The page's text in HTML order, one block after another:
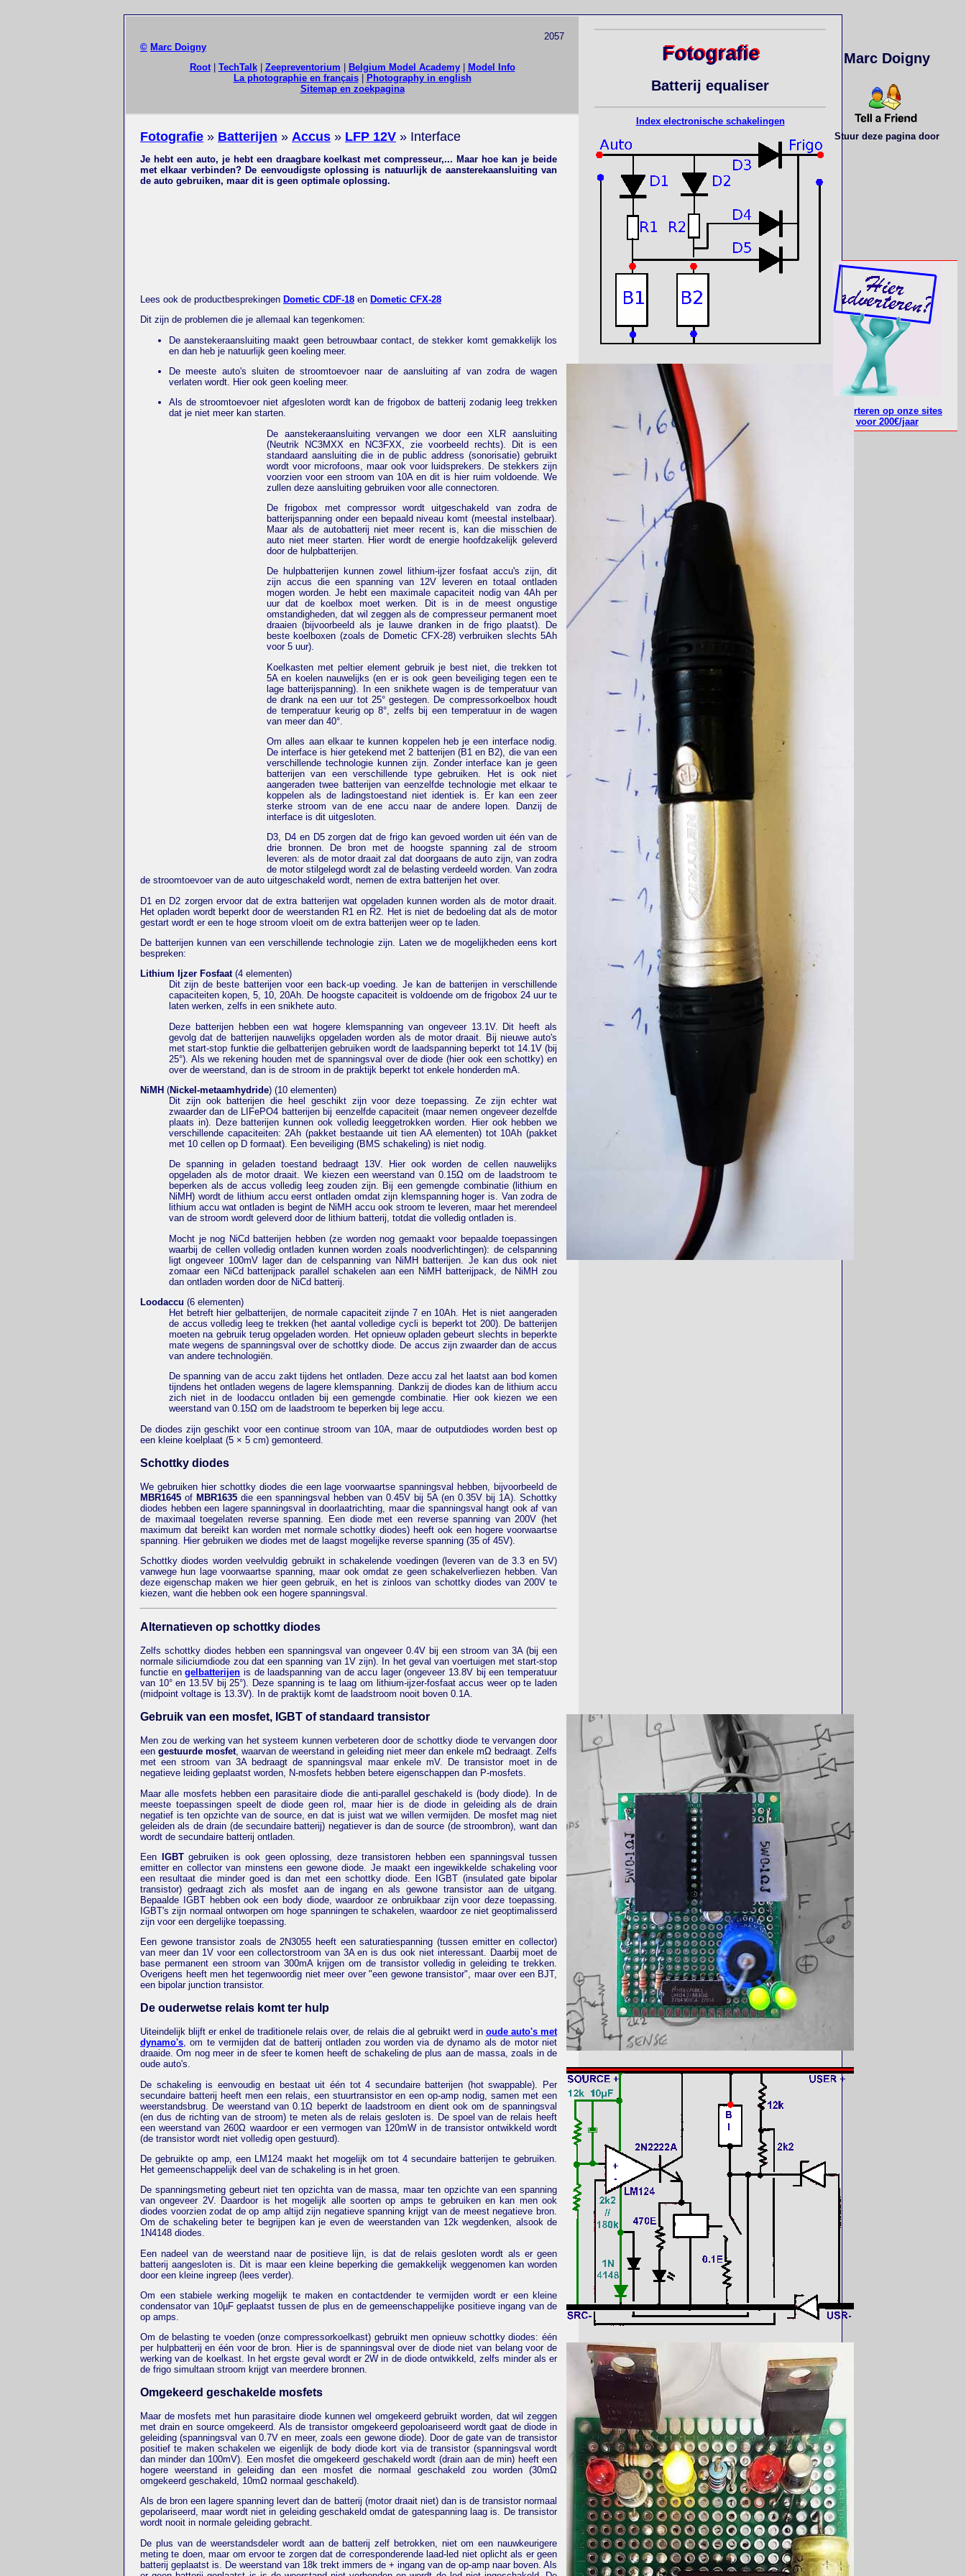
2057
© Marc Doigny
Root| TechTalk| Zeepreventorium Belgium Model Academy|
Model Info
La photographie en français|
Photography in english
Sitemap en zoekpagina
Fotografie Marc Doigny
Stuur deze pagina door
Adverteren op onze sites
voor 200€/jaar
Batterij equaliser
Fotografie » Batterijen » Accus » LFP 12V » Interface
Je hebt een auto, je hebt een draagbare koelkast met compresseur,... Maar hoe kan je beide
met elkaar verbinden? De eenvoudigste oplossing is natuurlijk de aansterekaansluiting van
de auto gebruiken, maar dit is geen optimale oplossing.
Lees ook de productbesprekingen Dometic CDF-18 en Dometic CFX-28
Dit zijn de problemen die je allemaal kan tegenkomen:
De aanstekeraansluiting maakt geen betrouwbaar contact, de stekker komt gemakkelijk los
en dan heb je natuurlijk geen koeling meer.
De meeste auto's sluiten de stroomtoevoer naar de aansluiting af van zodra de wagen
verlaten wordt. Hier ook geen koeling meer.
Als de stroomtoevoer niet afgesloten wordt kan de frigobox de batterij zodanig leeg trekken
dat je niet meer kan starten.
De aanstekeraansluiting vervangen we door een XLR aansluiting
(Neutrik NC3MXX en NC3FXX, zie voorbeeld rechts). Dit is een
standaard aansluiting die in de public address (sonorisatie) gebruikt
wordt voor microfoons, maar ook voor luidsprekers. De stekkers zijn
voorzien voor een stroom van 10A en dit is hier ruim voldoende. We
zullen deze aansluiting gebruiken voor alle connectoren.
De frigobox met compressor wordt uitgeschakeld van zodra de
batterijspanning onder een bepaald niveau komt (meestal instelbaar).
Maar als de autobatterij niet meer recent is, kan die misschien de
auto niet meer starten. Hier wordt de energie hoofdzakelijk geleverd
door de hulpbatterijen.
De hulpbatterijen kunnen zowel lithium-ijzer fosfaat accu's zijn, dit
zijn accus die een spanning van 12V leveren en totaal ontladen
mogen worden. Je hebt een maximale capaciteit nodig van 4Ah per
uur dat de koelbox moet werken. Dit is in de meest ongustige
omstandigheden, dat wil zeggen als de compresseur permanent moet
draaien (bijvoorbeeld als je lauwe dranken in de frigo plaatst). De
beste koelboxen (zoals de Dometic CFX-28) verbruiken slechts 5Ah
voor 5 uur).
Koelkasten met peltier element gebruik je best niet, die trekken tot
5A en koelen nauwelijks (en er is ook geen beveiliging tegen een te
lage batterijspanning). In een snikhete wagen is de temperatuur van
de drank na een uur tot 25° gestegen. De compressorkoelbox houdt
de temperatuur keurig op 8°, zelfs bij een temperatuur in de wagen
van meer dan 40°.
Om alles aan elkaar te kunnen koppelen heb je een interface nodig.
De interface is hier getekend met 2 batterijen (B1 en B2), die van een
verschillende technologie kunnen zijn. Zonder interface kan je geen
batterijen van een verschillende type gebruiken. Het is ook niet
aangeraden twee batterijen van eenzelfde technologie met elkaar te
koppelen als de ladingstoestand niet identiek is. Er kan een zeer
sterke stroom van de ene accu naar de andere lopen. Danzij de
interface is dit uitgesloten.
D3, D4 en D5 zorgen dat de frigo kan gevoed worden uit één van de
drie bronnen. De bron met de hoogste spanning zal de stroom
leveren: als de motor draait zal dat doorgaans de auto zijn, van zodra
de motor stilgelegd wordt zal de belasting verdeeld worden. Van zodra
de stroomtoevoer van de auto uitgeschakeld wordt, nemen de extra batterijen het over.
D1 en D2 zorgen ervoor dat de extra batterijen wat opgeladen kunnen worden als de motor draait.
Het opladen wordt beperkt door de weerstanden R1 en R2. Het is niet de bedoeling dat als de motor
gestart wordt er een te hoge stroom vloeit om de extra batterijen weer op te laden.
De batterijen kunnen van een verschillende technologie zijn. Laten we de mogelijkheden eens kort
bespreken:
Lithium Ijzer Fosfaat(4 elementen)
Dit zijn de beste batterijen voor een back-up voeding. Je kan de batterijen in verschillende
capaciteiten kopen, 5, 10, 20Ah. De hoogste capaciteit is voldoende om de frigobox 24 uur te
laten werken, zelfs in een snikhete auto.
Deze batterijen hebben een wat hogere klemspanning van ongeveer 13.1V. Dit heeft als
gevolg dat de batterijen nauwelijks opgeladen worden als de motor draait. Bij nieuwe auto's
met start-stop funktie die gelbatterijen gebruiken wordt de laadspanning beperkt tot 14.1V (bij
25°). Als we rekening houden met de spanningsval over de diode (hier ook een schottky) en
over de weerstand, dan is de stroom in de praktijk beperkt tot enkele honderden mA.
NiMH (Nickel-metaamhydride) (10 elementen)
Dit zijn ook batterijen die heel geschikt zijn voor deze toepassing. Ze zijn echter wat
zwaarder dan de LIFePO4 batterijen bij eenzelfde capaciteit (maar nemen ongeveer dezelfde
plaats in). Deze batterijen kunnen ook volledig leeggetrokken worden. Hier ook hebben we
verschillende capaciteiten: 2Ah (pakket bestaande uit tien AA elementen) tot 10Ah (pakket
met 10 cellen op D formaat). Een beveiliging (BMS schakeling) is niet nodig.
De spanning in geladen toestand bedraagt 13V. Hier ook worden de cellen nauwelijks
opgeladen als de motor draait. We kiezen een weerstand van 0.15Ω om de laadstroom te
beperken als de accus volledig leeg zouden zijn. Bij een gemengde combinatie (lithium en
NiMH) wordt de lithium accu eerst ontladen omdat zijn klemspanning hoger is. Van zodra de
lithium accu wat ontladen is begint de NiMH accu ook stroom te leveren, maar het merendeel
van de stroom wordt geleverd door de lithium batterij, totdat die volledig ontladen is.
Mocht je nog NiCd batterijen hebben (ze worden nog gemaakt voor bepaalde toepassingen
waarbij de cellen volledig ontladen kunnen worden zoals noodverlichtingen): de celspanning
ligt ongeveer 100mV lager dan de celspanning van NiMH batterijen. Je kan dus ook niet
zomaar een NiCd batterijpack parallel schakelen aan een NiMH batterijpack, de NiMH zou
dan ontladen worden door de NiCd batterij.
Loodaccu (6 elementen)
Het betreft hier gelbatterijen, de normale capaciteit zijnde 7 en 10Ah. Het is niet aangeraden
de accus volledig leeg te trekken (het aantal volledige cycli is beperkt tot 200). De batterijen
moeten na gebruik terug opgeladen worden. Het opnieuw opladen gebeurt slechts in beperkte
mate wegens de spanningsval over de schottky diode. De accus zijn zwaarder dan de accus
van andere technologiën.
De spanning van de accu zakt tijdens het ontladen. Deze accu zal het laatst aan bod komen
tijndens het ontladen wegens de lagere klemspanning. Dankzij de diodes kan de lithium accu
zich niet in de loodaccu ontladen bij een gemengde combinatie. Hier ook kiezen we een
weerstand van 0.15Ω om de laadstroom te beperken bij lege accu.
De diodes zijn geschikt voor een continue stroom van 10A, maar de outputdiodes worden best op
een kleine koelplaat (5 × 5 cm) gemonteerd.
Schottky diodes
We gebruiken hier schottky diodes die een lage voorwaartse spanningsval hebben, bijvoorbeeld de
MBR1645 of MBR1635 die een spanningsval hebben van 0.45V bij 5A (en 0.35V bij 1A). Schottky
diodes hebben een lagere spanningsval in doorlaatrichting, maar die spanningsval hangt ook af van
de maximaal toegelaten reverse spanning. Een diode met een reverse spanning van 200V (het
maximum dat bereikt kan worden met normale schottky diodes) heeft ook een hogere voorwaartse
spanning. Hier gebruiken we diodes met de laagst mogelijke reverse spanning (35 of 45V).
Schottky diodes worden veelvuldig gebruikt in schakelende voedingen (leveren van de 3.3 en 5V)
vanwege hun lage voorwaartse spanning, maar ook omdat ze geen schakelverliezen hebben. Van
deze eigenschap maken we hier geen gebruik, en het is zinloos van schottky diodes van 200V te
kiezen, want die hebben ook een hogere spanningsval.
Alternatieven op schottky diodes
Zelfs schottky diodes hebben een spanningsval van ongeveer 0.4V bij een stroom van 3A (bij een
normale siliciumdiode zou dat een spanning van 1V zijn). In het geval van voertuigen met start-stop
functie engelbatterijen is de laadspanning van de accu lager (ongeveer 13.8V bij een temperatuur
van 10° en 13.5V bij 25°). Deze spanning is te laag om lithium-ijzer-fosfaat accus weer op te laden
(midpoint voltage is 13.3V). In de praktijk komt de laadstroom nooit boven 0.1A.
Gebruik van een mosfet, IGBT of standaard transistor
Men zou de werking van het systeem kunnen verbeteren door de schottky diode te vervangen door
een gestuurde mosfet, waarvan de weerstand in geleiding niet meer dan enkele mΩ bedraagt. Zelfs
met een stroom van 3A bedraagt de spanningsval maar enkele mV. De transistor moet in de
negatieve leiding geplaatst worden, N-mosfets hebben betere eigenschappen dan P-mosfets.
Maar alle mosfets hebben een parasitaire diode die anti-parallel geschakeld is (body diode). In de
meeste toepassingen speelt de diode geen rol, maar hier is de diode in geleiding als de drain
negatief is ten opzichte van de source, en dat is juist wat we willen vermijden. De mosfet mag niet
geleiden als de drain (de secundaire batterij) negatiever is dan de source (de stroombron), want dan
wordt de secundaire batterij ontladen.
Een
IGBTgebruiken is ook geen oplossing, deze transistoren hebben een spanningsval tussen
emitter en collector van minstens een gewone diode. Je maakt een ingewikkelde schakeling voor
een resultaat die minder goed is dan met een schottky diode. Een IGBT (insulated gate bipolar
transistor) gedraagt zich als mosfet aan de ingang en als gewone transistor aan de uitgang.
Bepaalde IGBT hebben ook een body diode, waardoor ze onbruikbaar zijn voor deze toepassing.
IGBT's zijn normaal ontworpen om hoge spanningen te schakelen, waardoor ze niet geoptimalisserd
zijn voor een dergelijke toepassing.
Een gewone transistor zoals de 2N3055 heeft een saturatiespanning (tussen emitter en collector)
van meer dan 1V voor een collectorstroom van 3A en is dus ook niet interessant. Daarbij moet de
base permanent een stroom van 300mA krijgen om de transistor volledig in geleiding te trekken.
Overigens heeft men het tegenwoordig niet meer over "een gewone transistor", maar over een BJT,
een bipolar junction transistor.
De ouderwetse relais komt ter hulp
Uiteindelijk blijft er enkel de traditionele relais over, de relais die al gebruikt werd in oude auto's met
dynamo's, om te vermijden dat de batterij ontladen zou worden via de dynamo als de motor niet
draaide. Om nog meer in de sfeer te komen heeft de schakeling de plus aan de massa, zoals in de
oude auto's.
De schakeling is eenvoudig en bestaat uit één tot 4 secundaire batterijen (hot swappable). Per
secundaire batterij heeft men een relais, een stuurtransistor en een op-amp nodig, samen met een
weerstandsbrug. De weerstand van 0.1Ω beperkt de laadstroom en dient ook om de spanningsval
(en dus de richting van de stroom) te meten als de relais gesloten is. De spoel van de relais heeft
een weerstand van 260Ω waardoor er een vermogen van 120mW in de transistor ontwikkeld wordt
(de transistor wordt niet volledig open gestuurd).
De gebruikte op amp, een LM124 maakt het mogelijk om tot 4 secundaire batterijen te gebruiken.
Het gemeenschappelijk deel van de schakeling is in het groen.
De spanningsmeting gebeurt niet ten opzichta van de massa, maar ten opzichte van een spanning
van ongeveer 2V. Daardoor is het mogelijk alle soorten op amps te gebruiken en kan men ook
diodes voorzien zodat de op amp altijd zijn negatieve spanning krijgt van de meest negatieve bron.
Om de schakeling beter te begrijpen kan je even de weerstanden van 12k wegdenken, alsook de
1N4148 diodes.
Een nadeel van de weerstand naar de positieve lijn, is dat de relais gesloten wordt als er geen
batterij aangesloten is. Dit is maar een kleine beperking die gemakkelijk weggenomen kan worden
door een kleine ingreep (lees verder).
Om een stabiele werking mogelijk te maken en contactdender te vermijden wordt er een kleine
condensator van 10µF geplaatst tussen de plus en de gemeenschappelijke positieve ingang van de
op amps.
Om de belasting te voeden (onze compressorkoelkast) gebruikt men opnieuw schottky diodes: één
per hulpbatterij en één voor de bron. Hier is de spanningsval over de diode niet van belang voor de
werking van de koelkast. In het ergste geval wordt er 2W in de diode ontwikkeld, zelfs minder als er
de frigo simultaan stroom krijgt van meerdere bronnen.
Omgekeerd geschakelde mosfets
Maar de mosfets met hun parasitaire diode kunnen wel omgekeerd gebruikt worden, dat wil zeggen
met drain en source omgekeerd. Als de transistor omgekeerd gepoloariseerd wordt gaat de diode in
geleiding (spanningsval van 0.7V en meer, zoals een gewone diode). Door de gate van de transistor
positief te maken schakelen we eigenlijk de body diode kort via de transistor (spanningsval wordt
dan minder dan 100mV). Een mosfet die omgekeerd geschakeld wordt (drain aan de min) heeft een
hogere weerstand in geleiding dan een mosfet die normaal geschakeld zou worden (30mΩ
omgekeerd geschakeld, 10mΩ normaal geschakeld).
Als de bron een lagere spanning levert dan de batterij (motor draait niet) dan is de transistor normaal
gepolariseerd, maar wordt niet in geleiding geschakeld omdat de gatespanning laag is. De transistor
wordt nooit in normale geleiding gebracht.
De plus van de weerstandsdeler wordt aan de batterij zelf betrokken, niet om een nauwkeurigere
meting te doen, maar om ervoor te zorgen dat de corresponderende laad-led niet oplicht als er geen
batterij geplaatst is. De weerstand van 18k trekt immers de + ingang van de op-amp naar boven. Als
Index electronische schakelingen